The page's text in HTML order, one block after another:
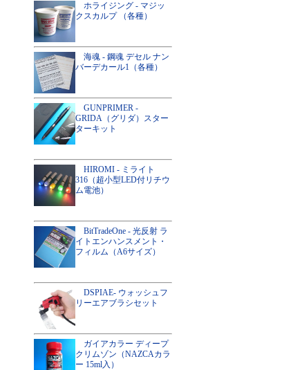
ホライジング - マジッ
クスカルプ （各種）
海魂 - 鋼魂 デセル ナン
バーデカール1（各種）
GUNPRIMER -
GRIDA（グリダ）スター
ターキット
HIROMI - ミライト
316（超小型LED付リチウ
ム電池）
BitTradeOne - 光反射 ラ
イトエンハンスメント・
フィルム（A6サイズ）
DSPIAE- ウォッシュフ
リーエアブラシセット
ガイアカラー ディープ
クリムゾン（NAZCAカラ
ー 15ml入）